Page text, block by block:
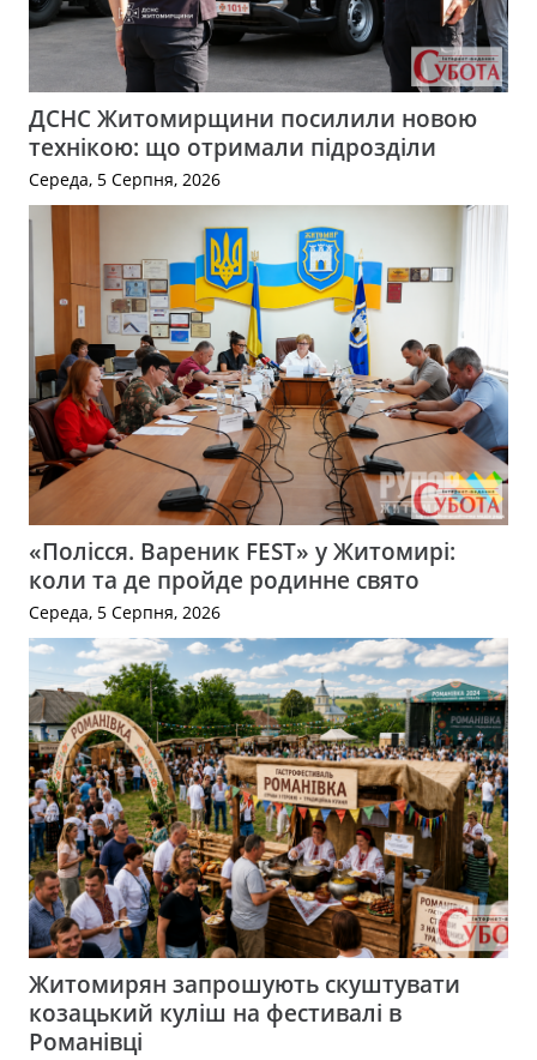
ДСНС Житомирщини посилили новою
технікою: що отримали підрозділи
Середа, 5 Серпня, 2026
«Полісся. Вареник FEST» у Житомирі:
коли та де пройде родинне свято
Середа, 5 Серпня, 2026
Житомирян запрошують скуштувати
козацький куліш на фестивалі в
Романівці